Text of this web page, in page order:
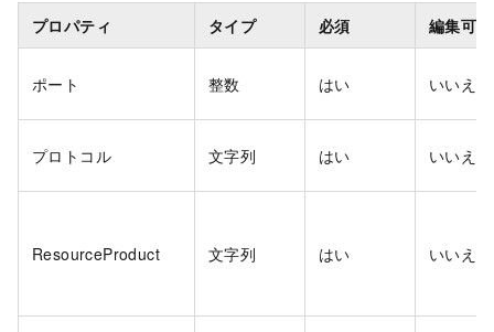
プロパティ タイプ 必須 編集可能
ポート 整数 はい いいえ
プロトコル 文字列 はい いいえ
ResourceProduct 文字列 はい いいえ